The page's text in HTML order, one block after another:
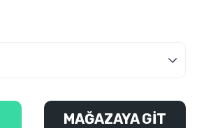
MAĞAZAYA GİT